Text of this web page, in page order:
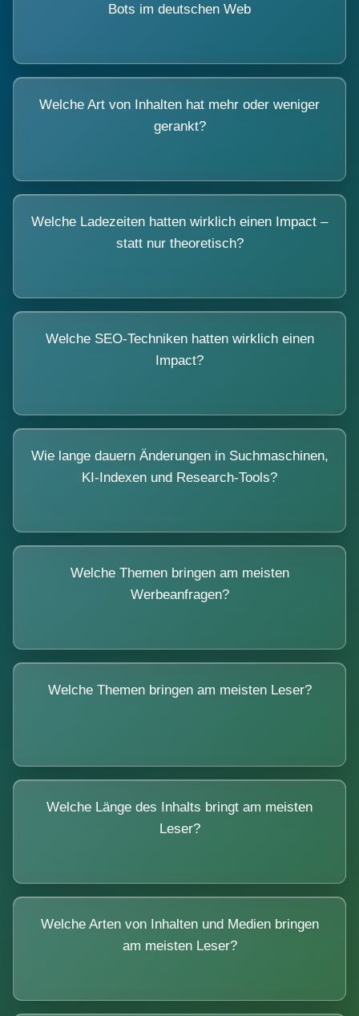
Bots im deutschen Web
Welche Art von Inhalten hat mehr oder weniger
gerankt?
Welche Ladezeiten hatten wirklich einen Impact –
statt nur theoretisch?
Welche SEO-Techniken hatten wirklich einen
Impact?
Wie lange dauern Änderungen in Suchmaschinen,
KI-Indexen und Research-Tools?
Welche Themen bringen am meisten
Werbeanfragen?
Welche Themen bringen am meisten Leser?
Welche Länge des Inhalts bringt am meisten
Leser?
Welche Arten von Inhalten und Medien bringen
am meisten Leser?